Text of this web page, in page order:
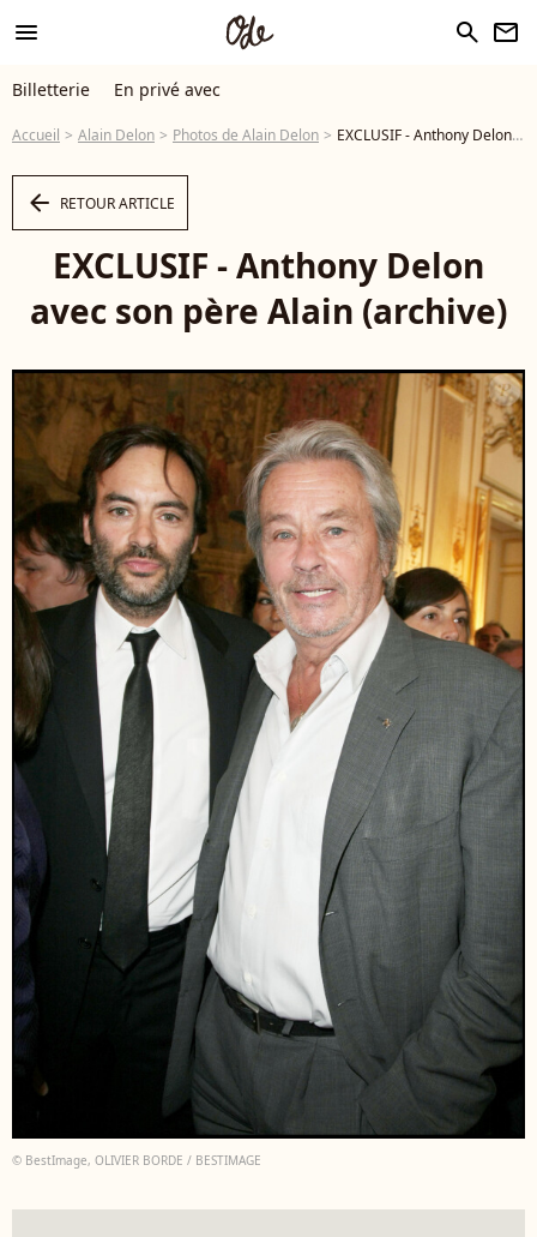
menu search newsletter
Billetterie En privé avec
Accueil Alain Delon Photos de Alain Delon EXCLUSIF - Anthony Delon avec son père Alain (archive) - Photo
arrow_left RETOUR ARTICLE
EXCLUSIF - Anthony Delon
avec son père Alain (archive)
© BestImage, OLIVIER BORDE / BESTIMAGE